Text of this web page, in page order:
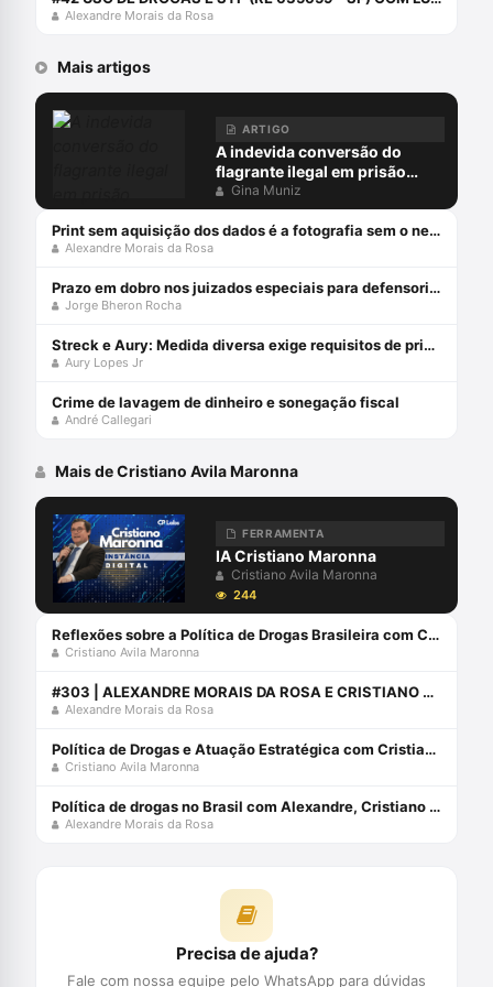
Alexandre Morais da Rosa
Mais artigos
ARTIGO
A indevida conversão do
flagrante ilegal em prisão
preventiva
Gina Muniz
Print sem aquisição dos dados é a fotografia sem o negativo
Alexandre Morais da Rosa
Prazo em dobro nos juizados especiais para defensorias públicas
Jorge Bheron Rocha
Streck e Aury: Medida diversa exige requisitos de prisão!
Aury Lopes Jr
Crime de lavagem de dinheiro e sonegação fiscal
André Callegari
Mais de Cristiano Avila Maronna
FERRAMENTA
IA Cristiano Maronna
Cristiano Avila Maronna
244
Reflexões sobre a Política de Drogas Brasileira com Cristiano Maronna
Cristiano Avila Maronna
#303 | ALEXANDRE MORAIS DA ROSA E CRISTIANO MARONNA ANALISAM A LEI DE DROGAS
Alexandre Morais da Rosa
Política de Drogas e Atuação Estratégica com Cristiano Maronna
Cristiano Avila Maronna
Política de drogas no Brasil com Alexandre, Cristiano Maronna e Emílio Figueiredo
Alexandre Morais da Rosa
Precisa de ajuda?
Fale com nossa equipe pelo WhatsApp para dúvidas